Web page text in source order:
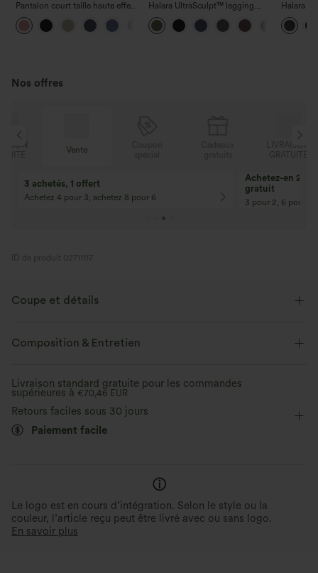
Pantalon court taille haute effet
lin avec poche zippée
Halara UltraSculpt™ legging
bootcut de yoga taille haute —
fronces liftantes au niveau des
fesses, maintien du ventre,
Halara
yoga
contrôle
bootcut,
Nos offres
3 achetés, 1 offert
Achetez 4 pour 3, achetez 8 pour 6
Achetez-en 2,
gratuit
3 pour 2, 6 pour 4,
ID de produit 02711117
Coupe et détails
Coupe ample Poche à rabat
Décontracté Sous la poitrine
Composition & Entretien
Livraison standard gratuite pour les commandes
supérieures à €70,46 EUR
Retours faciles sous 30 jours
Paiement facile
Le logo est en cours d’intégration. Selon le style ou la
couleur, l’article reçu peut être livré avec ou sans logo.
En savoir plus